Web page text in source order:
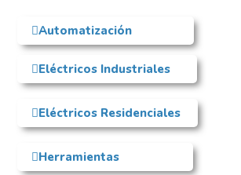
Automatización
Eléctricos Industriales
Eléctricos Residenciales
Herramientas